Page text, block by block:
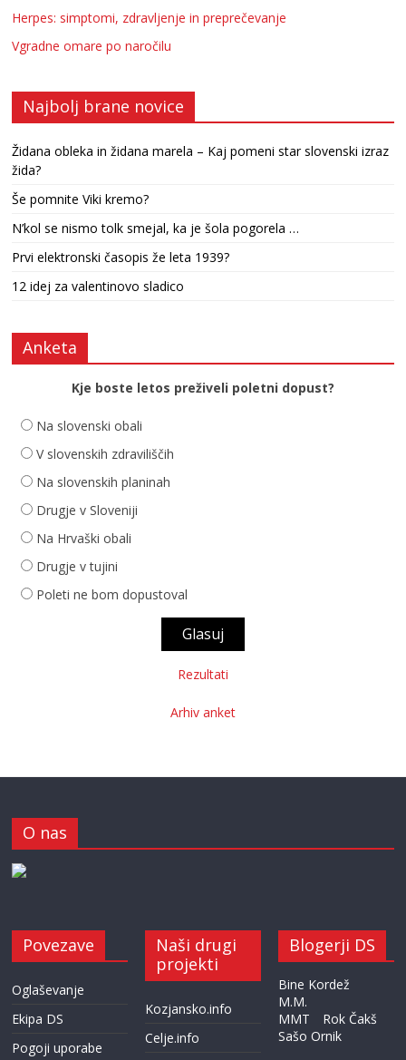
Herpes: simptomi, zdravljenje in preprečevanje
Vgradne omare po naročilu
Najbolj brane novice
Židana obleka in židana marela – Kaj pomeni star slovenski izraz
žida?
Še pomnite Viki kremo?
N’kol se nismo tolk smejal, ka je šola pogorela …
Prvi elektronski časopis že leta 1939?
12 idej za valentinovo sladico
Anketa
Kje boste letos preživeli poletni dopust?
Na slovenski obali
V slovenskih zdraviliščih
Na slovenskih planinah
Drugje v Sloveniji
Na Hrvaški obali
Drugje v tujini
Poleti ne bom dopustoval
Rezultati
Arhiv anket
O nas
Povezave
Oglaševanje
Ekipa DS
Pogoji uporabe
Naši drugi
projekti
Kozjansko.info
Celje.info
Blogerji DS
Bine Kordež
M.M.
MMT
Rok Čakš
Sašo Ornik